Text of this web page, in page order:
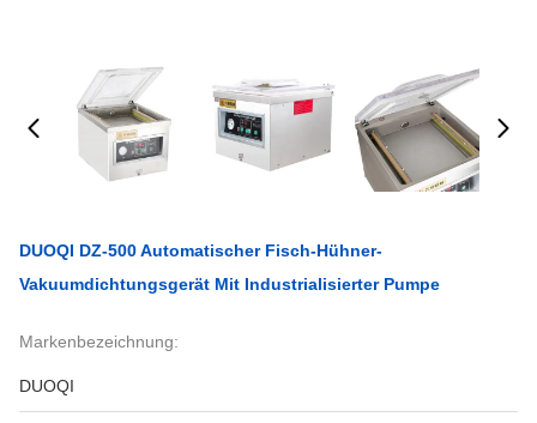
DUOQI DZ-500 Automatischer Fisch-Hühner-
Vakuumdichtungsgerät Mit Industrialisierter Pumpe
Markenbezeichnung:
DUOQI